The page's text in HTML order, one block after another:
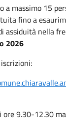
a massimo 15
fino a
assiduità nella
2026
ore 9.30-12.30